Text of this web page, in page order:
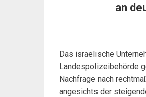
an
Das israelische
Landespolizeibehörde
Nachfrage nach
angesichts der